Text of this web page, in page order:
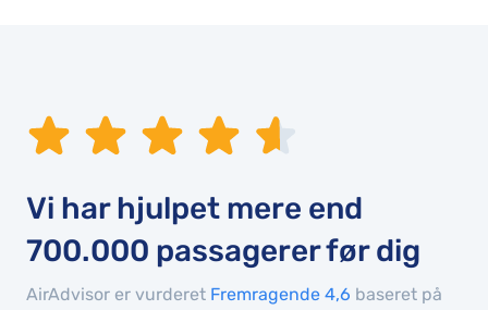
Vi har hjulpet mere end
700.000 passagerer før dig
AirAdvisor er vurderet Fremragende 4,6 baseret på